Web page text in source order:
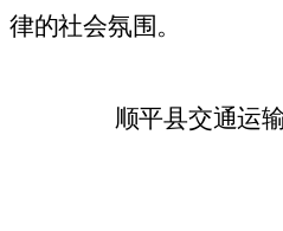
律的社会氛围。
顺平县交通运